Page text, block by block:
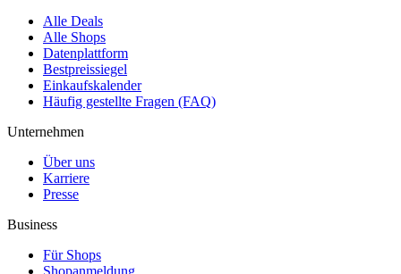
Alle Deals
Alle Shops
Datenplattform
Bestpreissiegel
Einkaufskalender
Häufig gestellte Fragen (FAQ)
Unternehmen
Über uns
Karriere
Presse
Business
Für Shops
Shopanmeldung